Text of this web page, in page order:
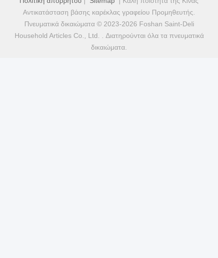
Αντικατάσταση βάσης καρέκλας γραφείου Προμηθευτής.
Πνευματικά δικαιώματα © 2023-2026 Foshan Saint-Deli
Household Articles Co., Ltd. . Διατηρούνται όλα τα πνευματικά
δικαιώματα.